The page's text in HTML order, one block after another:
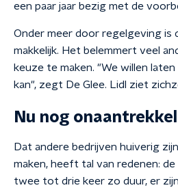
een paar jaar bezig met de
Onder meer door regelgeving is
makkelijk. Het belemmert veel
keuze te maken. "We willen
kan", zegt De Glee. Lidl ziet
Nu nog
Dat andere bedrijven huiverig
maken, heeft tal van redenen:
twee tot drie keer zo duur, er